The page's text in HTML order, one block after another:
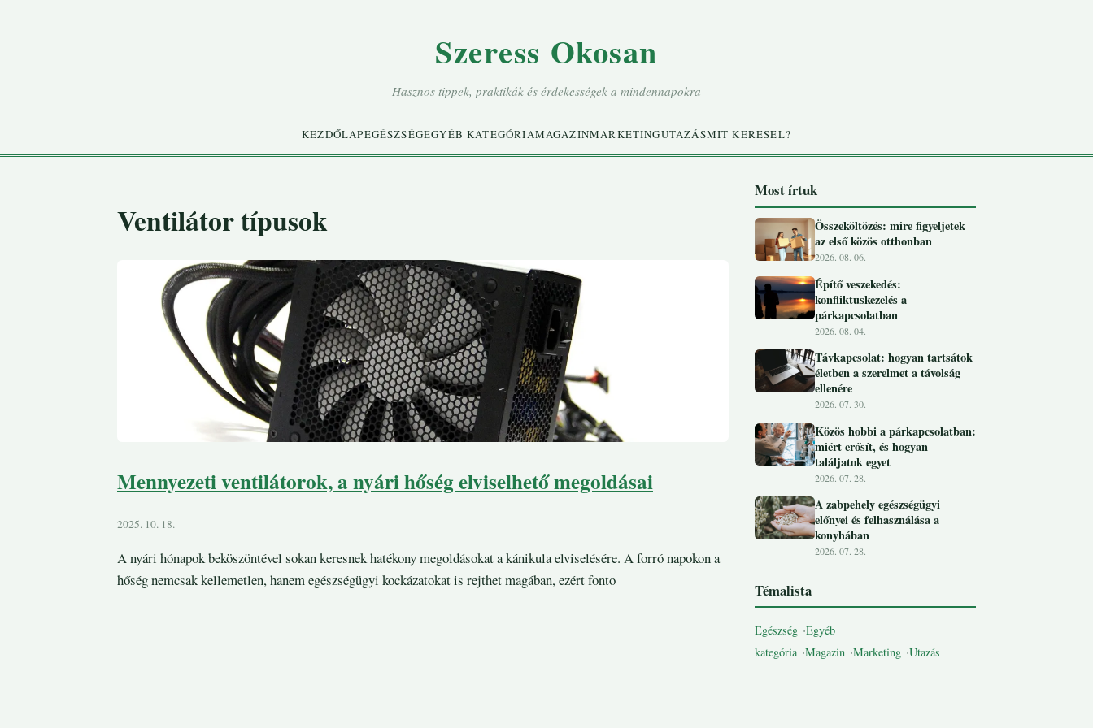
Szeress Okosan
Hasznos tippek, praktikák és érdekességek a mindennapokra
KEZDŐLAPEGÉSZSÉGEGYÉB KATEGÓRIAMAGAZINMARKETINGUTAZÁSMIT KERESEL?
Ventilátor típusok
Mennyezeti ventilátorok, a nyári hőség elviselhető megoldásai
2025. 10. 18.
A nyári hónapok beköszöntével sokan keresnek hatékony megoldásokat a kánikula elviselésére. A forró napokon a
hőség nemcsak kellemetlen, hanem egészségügyi kockázatokat is rejthet magában, ezért fonto
Most írtuk
Összeköltözés: mire figyeljetek
az első közös otthonban
2026. 08. 06.
Építő veszekedés:
konfliktuskezelés a
párkapcsolatban
2026. 08. 04.
Távkapcsolat: hogyan tartsátok
életben a szerelmet a távolság
ellenére
2026. 07. 30.
Közös hobbi a párkapcsolatban:
miért erősít, és hogyan
találjatok egyet
2026. 07. 28.
A zabpehely egészségügyi
előnyei és felhasználása a
konyhában
2026. 07. 28.
Témalista
Egészség Egyéb
kategória Magazin Marketing Utazás